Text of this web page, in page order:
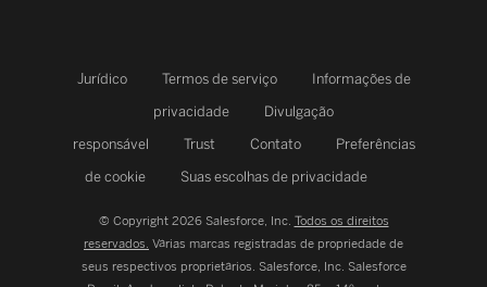
Jurídico Termos de serviço
Informações de
privacidade
Divulgação
responsável
Trust Contato
Preferências
de cookie
Suas escolhas de privacidade
© Copyright 2026 Salesforce, Inc. Todos os direitos
reservados. Várias marcas registradas de propriedade de
seus respectivos proprietários. Salesforce, Inc. Salesforce